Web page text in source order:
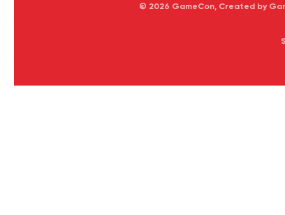
© 2026 GameCon, Created by